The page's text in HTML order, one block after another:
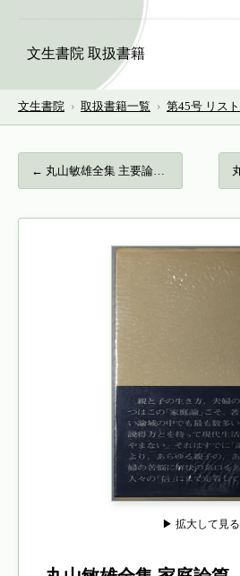
文生書院 取扱書籍
文生書院 › 取扱書籍一覧 › 第45号 リスト
← 丸山敏雄全集 主要論文篇４…
▶ 拡大して見る